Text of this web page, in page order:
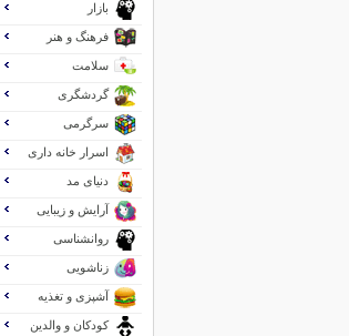
بازار
فرهنگ و هنر
سلامت
گردشگری
سرگرمی
اسرار خانه داری
دنیای مد
آرایش و زیبایی
روانشناسی
زناشویی
آشپزی و تغذیه
کودکان و والدین